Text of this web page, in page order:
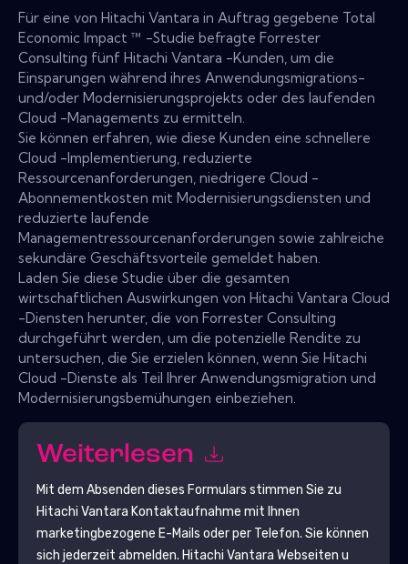
Für eine von Hitachi Vantara in Auftrag gegebene Total
Economic Impact ™ -Studie befragte Forrester
Consulting fünf Hitachi Vantara -Kunden, um die
Einsparungen während ihres Anwendungsmigrations-
und/oder Modernisierungsprojekts oder des laufenden
Cloud -Managements zu ermitteln.
Sie können erfahren, wie diese Kunden eine schnellere
Cloud -Implementierung, reduzierte
Ressourcenanforderungen, niedrigere Cloud -
Abonnementkosten mit Modernisierungsdiensten und
reduzierte laufende
Managementressourcenanforderungen sowie zahlreiche
sekundäre Geschäftsvorteile gemeldet haben.
Laden Sie diese Studie über die gesamten
wirtschaftlichen Auswirkungen von Hitachi Vantara Cloud
-Diensten herunter, die von Forrester Consulting
durchgeführt werden, um die potenzielle Rendite zu
untersuchen, die Sie erzielen können, wenn Sie Hitachi
Cloud -Dienste als Teil Ihrer Anwendungsmigration und
Modernisierungsbemühungen einbeziehen.
Weiterlesen
Mit dem Absenden dieses Formulars stimmen Sie zu
Hitachi Vantara Kontaktaufnahme mit Ihnen
marketingbezogene E-Mails oder per Telefon. Sie können
sich jederzeit abmelden. Hitachi Vantara Webseiten u